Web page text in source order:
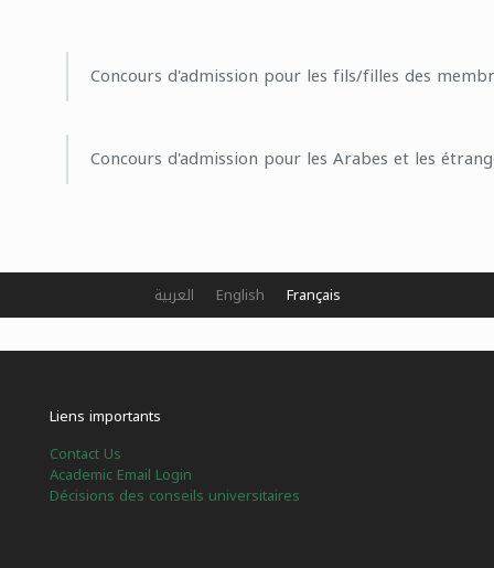
Concours d'admission pour les fils/filles des
Concours d'admission pour les Arabes et les
Liens importants
Contact Us
Academic Email Login
Décisions des conseils universitaires
العربية English Français